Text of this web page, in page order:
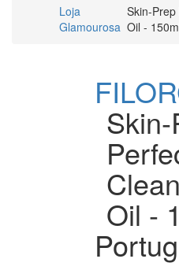
Loja
Glamourosa
Skin-
Oil -
Oil -